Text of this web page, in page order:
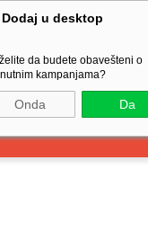
u desktop
da budete obavešteni o
kampanjama?
Onda Da